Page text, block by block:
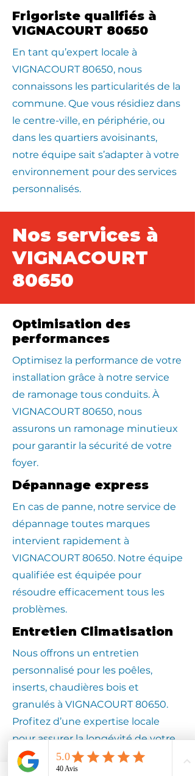
Frigoriste qualifiés à
VIGNACOURT 80650
En tant qu’expert locale à
VIGNACOURT 80650, nous
connaissons les particularités de la
commune. Que vous résidiez dans
le centre-ville, en périphérie, ou
dans les quartiers avoisinants,
notre équipe sait s’adapter à votre
environnement pour des services
personnalisés.
Nos services à
VIGNACOURT
80650
Optimisation des
performances
Optimisez la performance de votre
installation grâce à notre service
de ramonage tous conduits. À
VIGNACOURT 80650, nous
assurons un ramonage minutieux
pour garantir la sécurité de votre
foyer.
Dépannage express
En cas de panne, notre service de
dépannage toutes marques
intervient rapidement à
VIGNACOURT 80650. Notre équipe
qualifiée est équipée pour
résoudre efficacement tous les
problèmes.
Entretien Climatisation
Nous offrons un entretien
personnalisé pour les poêles,
inserts, chaudières bois et
granulés à VIGNACOURT 80650.
Profitez d’une expertise locale
pour assurer la longévité de votre
équipement.